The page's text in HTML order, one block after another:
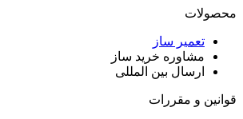
محصولات
تعمیر ساز
مشاوره خرید ساز
ارسال بین المللی
قوانین و مقررات